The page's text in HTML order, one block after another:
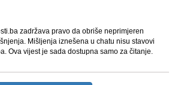
zadržava pravo da obriše neprimjeren
Mišljenja iznešena u chatu nisu stavovi
Ova vijest je sada dostupna samo za čitanje.